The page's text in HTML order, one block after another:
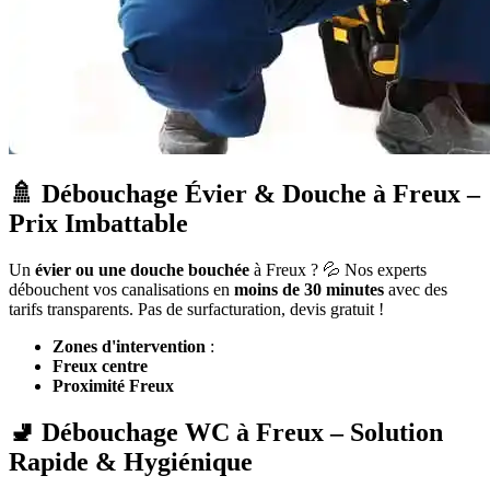
🚿 Débouchage Évier & Douche à Freux –
Prix Imbattable
Un évier ou une douche bouchée à Freux ? 💦 Nos experts
débouchent vos canalisations en moins de 30 minutes avec des
tarifs transparents. Pas de surfacturation, devis gratuit !
Zones d'intervention :
Freux centre
Proximité Freux
🚽 Débouchage WC à Freux – Solution
Rapide & Hygiénique